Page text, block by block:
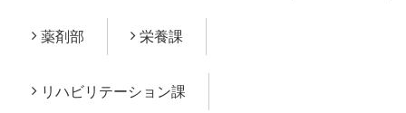
薬剤部 栄養課
リハビリテーション課